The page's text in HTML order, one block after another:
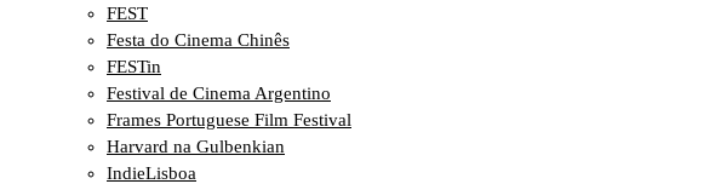
FEST
Festa do Cinema Chinês
FESTin
Festival de Cinema Argentino
Frames Portuguese Film Festival
Harvard na Gulbenkian
IndieLisboa